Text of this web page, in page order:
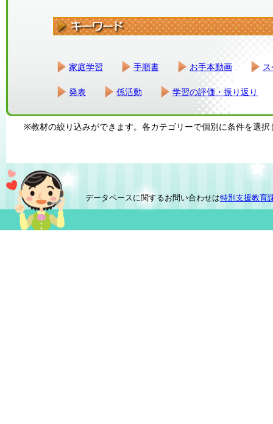
家庭学習 手順書 お手本動画
発表 係活動 学習の評価・振り返り
※教材の絞り込みができます。各カテゴリーで個別に条件を選択
データベースに関するお問い合わせは特別支援教育